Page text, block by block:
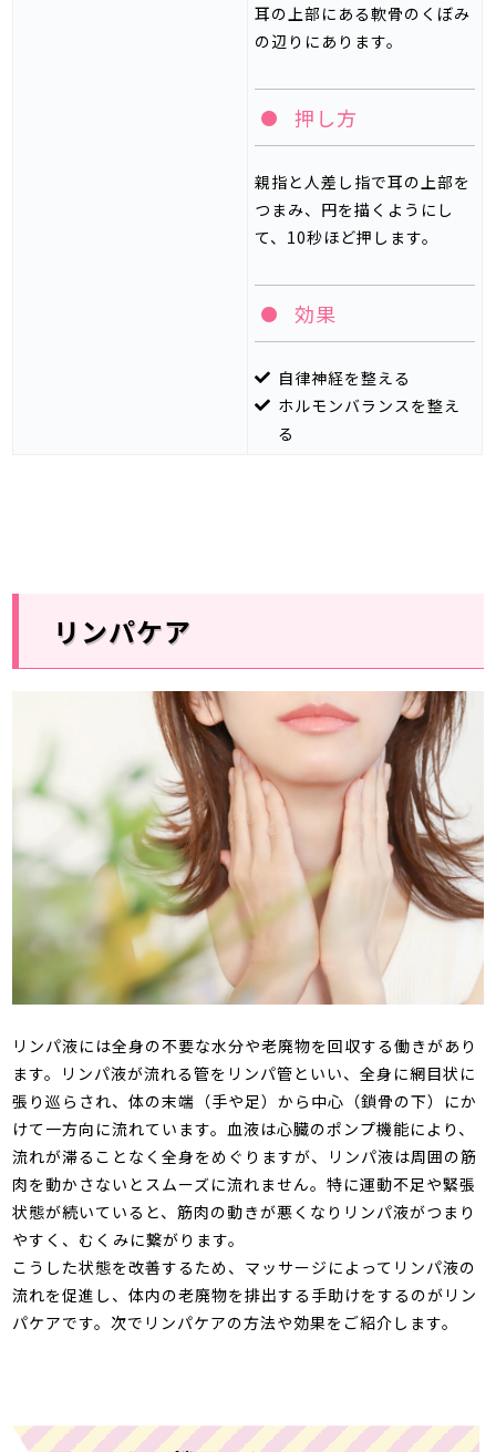
耳の上部にある軟骨のくぼみ
の辺りにあります。
押し方
親指と人差し指で耳の上部を
つまみ、円を描くようにし
て、 10秒ほど押します。
効果
自律神経を整える
ホルモンバランスを整え
る
リンパケア
リンパ液には全身の不要な水分や老廃物を回収する働きがあり
ます。リンパ液が流れる管をリンパ管といい、全身に網目状に
張り巡らされ、体の末端（手や足）から中心（鎖骨の下）にか
けて一方向に流れています。血液は心臓のポンプ機能により、
流れが滞ることなく全身をめぐりますが、リンパ液は周囲の筋
肉を動かさないとスムーズに流れません。特に運動不足や緊張
状態が続いていると、筋肉の動きが悪くなりリンパ液がつまり
やすく、むくみに繋がります。
こうした状態を改善するため、マッサージによってリンパ液の
流れを促進し、体内の老廃物を排出する手助けをするのがリン
パケアです。次でリンパケアの方法や効果をご紹介します。